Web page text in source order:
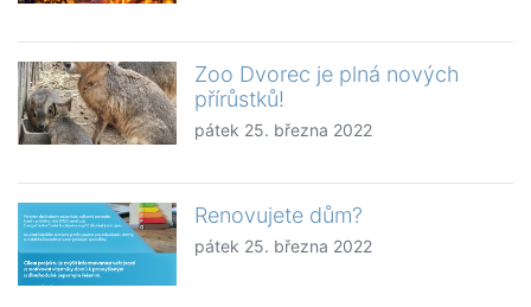
Zoo Dvorec je plná nových
přírůstků!
pátek 25. března 2022
Renovujete dům?
pátek 25. března 2022